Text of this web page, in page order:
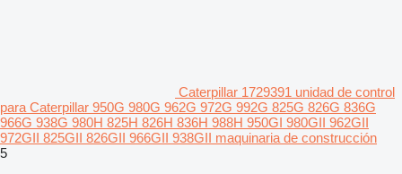
Caterpillar 1729391 unidad de control
para Caterpillar 950G 980G 962G 972G 992G 825G 826G 836G
966G 938G 980H 825H 826H 836H 988H 950GI 980GII 962GII
972GII 825GII 826GII 966GII 938GII maquinaria de construcción
5